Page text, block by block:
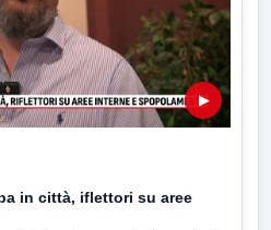
▶
in città, iflettori su aree